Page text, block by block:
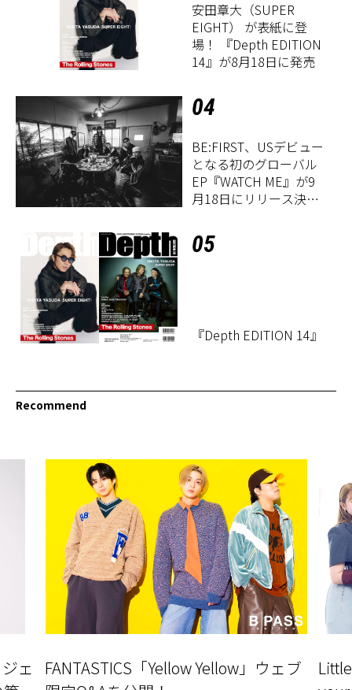
安田章大（SUPER
EIGHT） が表紙に登
場！ 『Depth EDITION
14』が8月18日に発売
04
BE:FIRST、USデビュー
となる初のグローバル
EP『WATCH ME』が9
月18日にリリース決
05
『Depth EDITION 14』
Recommend
ェ
FANTASTICS「Yellow Yellow」ウェブ